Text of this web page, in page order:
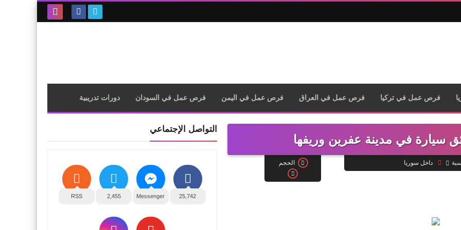
فرص عمل في تركيا فرص عمل في العراق فرص عمل في اليمن فرص عمل في السودان دورات تدريبية
سيارة في مدينة عفرين وريفها
داخل سوريا الحجم
التواصل الإجتماعي
25,742
Messenger
2,455
RSS